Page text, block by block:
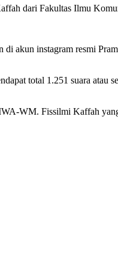
dari Fakultas Ilmu
akun instagram resmi
total 1.251 suara atau
WM. Fissilmi Kaffah